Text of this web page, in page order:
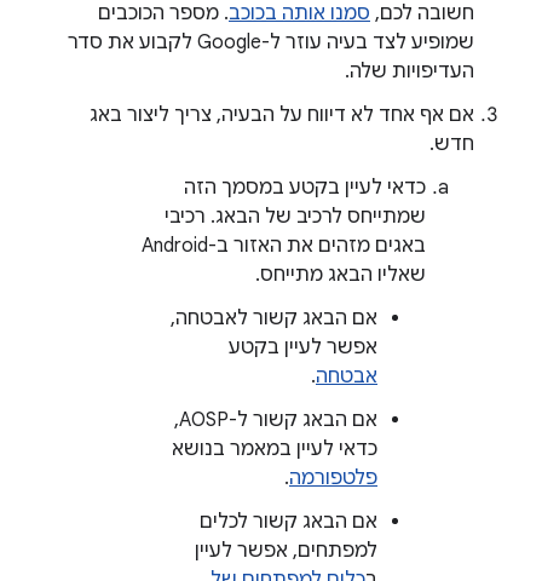
חשובה לכם, סמנו אותה בכוכב. מספר הכוכבים
שמופיע לצד בעיה עוזר ל-Google לקבוע את סדר
העדיפויות שלה.
אם אף אחד לא דיווח על הבעיה, צריך ליצור באג
חדש.
כדאי לעיין בקטע במסמך הזה
שמתייחס לרכיב של הבאג. רכיבי
באגים מזהים את האזור ב-Android
שאליו הבאג מתייחס.
אם הבאג קשור לאבטחה,
אפשר לעיין בקטע
אבטחה.
אם הבאג קשור ל-AOSP,
כדאי לעיין במאמר בנושא
פלטפורמה.
אם הבאג קשור לכלים
למפתחים, אפשר לעיין